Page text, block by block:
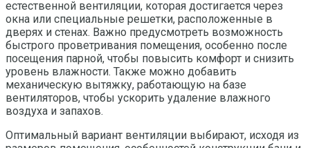
естественной вентиляции, которая достигается через
окна или специальные решетки, расположенные в
дверях и стенах. Важно предусмотреть возможность
быстрого проветривания помещения, особенно после
посещения парной, чтобы повысить комфорт и снизить
уровень влажности. Также можно добавить
механическую вытяжку, работающую на базе
вентиляторов, чтобы ускорить удаление влажного
воздуха и запахов.
Оптимальный вариант вентиляции выбирают, исходя из